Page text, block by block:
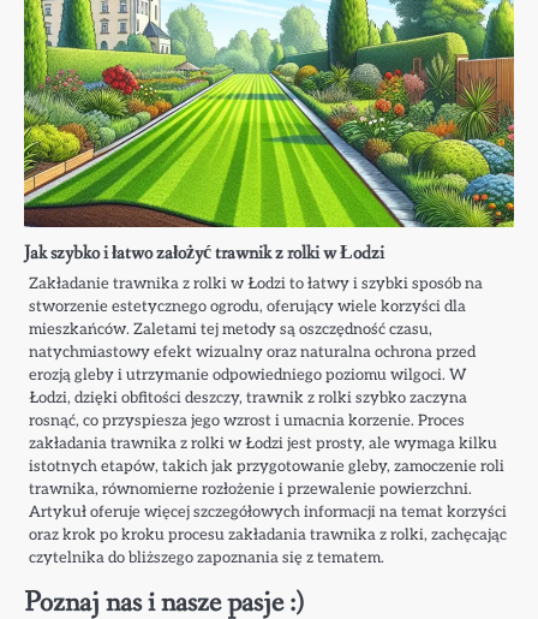
Jak szybko i łatwo założyć trawnik z rolki w Łodzi
Zakładanie trawnika z rolki w Łodzi to łatwy i szybki sposób na
stworzenie estetycznego ogrodu, oferujący wiele korzyści dla
mieszkańców. Zaletami tej metody są oszczędność czasu,
natychmiastowy efekt wizualny oraz naturalna ochrona przed
erozją gleby i utrzymanie odpowiedniego poziomu wilgoci. W
Łodzi, dzięki obfitości deszczy, trawnik z rolki szybko zaczyna
rosnąć, co przyspiesza jego wzrost i umacnia korzenie. Proces
zakładania trawnika z rolki w Łodzi jest prosty, ale wymaga kilku
istotnych etapów, takich jak przygotowanie gleby, zamoczenie roli
trawnika, równomierne rozłożenie i przewalenie powierzchni.
Artykuł oferuje więcej szczegółowych informacji na temat korzyści
oraz krok po kroku procesu zakładania trawnika z rolki, zachęcając
czytelnika do bliższego zapoznania się z tematem.
Poznaj nas i nasze pasje :)